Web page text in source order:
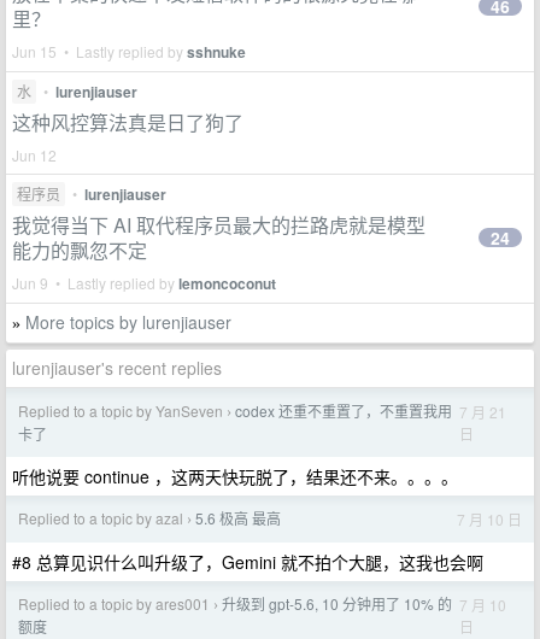
里？
Jun 15 • Lastly replied bysshnuke
46
水 • lurenjiauser
这种风控算法真是日了狗了
Jun 12
程序员
• lurenjiauser
我觉得当下 AI 取代程序员最大的拦路虎就是模型
能力的飘忽不定
Jun 9 • Lastly replied bylemoncoconut
24
» More topics by lurenjiauser
lurenjiauser's recent replies
Replied to a topic by YanSeven › codex 还重不重置了，不重置我用
卡了
7 月 21
日
听他说要 continue ，这两天快玩脱了，结果还不来。。。。
Replied to a topic by azal › 5.6 极高 最高 7 月 10 日
#8 总算见识什么叫升级了，Gemini 就不拍个大腿，这我也会啊
Replied to a topic by ares001 › 升级到 gpt-5.6, 10 分钟用了 10% 的
额度
7 月 10
日